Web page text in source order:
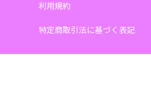
利用規約
特定商取引法に基づく表記